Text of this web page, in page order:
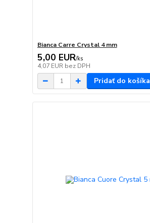
Bianca Carre Crystal 4 mm
5,00 EUR/ks
4,07 EUR bez DPH
Pridať do košíka